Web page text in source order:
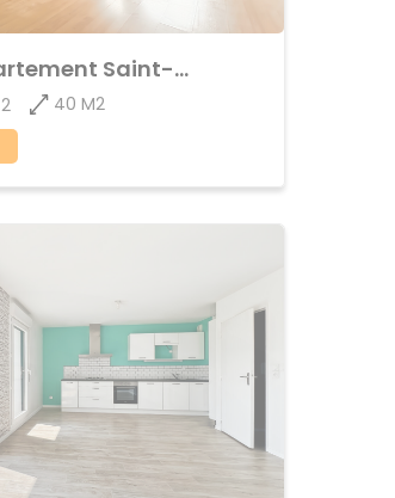
Achat Appartement Saint-Helier
2 40 M2